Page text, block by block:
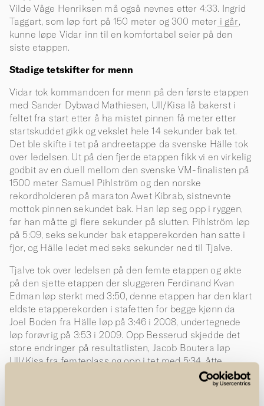
Vilde Våge Henriksen må også nevnes etter 4:33. Ingrid
Taggart, som løp fort på 150 meter og 300 meter i går,
kunne løpe Vidar inn til en komfortabel seier på den
siste etappen.
Stadige tetskifter for menn
Vidar tok kommandoen for menn på den første etappen
med Sander Dybwad Mathiesen, Ull/Kisa lå bakerst i
feltet fra start etter å ha mistet pinnen få meter etter
startskuddet gikk og vekslet hele 14 sekunder bak tet.
Det ble skifte i tet på andreetappe da svenske Hälle tok
over ledelsen. Ut på den fjerde etappen fikk vi en virkelig
godbit av en duell mellom den svenske VM-finalisten på
1500 meter Samuel Pihlström og den norske
rekordholderen på maraton Awet Kibrab, sistnevnte
mottok pinnen sekundet bak. Han løp seg opp i ryggen,
før han måtte gi flere sekunder på slutten. Pihlström løp
på 5:09, seks sekunder bak etapperekorden han satte i
fjor, og Hälle ledet med seks sekunder ned til Tjalve.
Tjalve tok over ledelsen på den femte etappen og økte
på den sjette etappen der sluggeren Ferdinand Kvan
Edman løp sterkt med 3:50, denne etappen har den klart
eldste etapperekorden i stafetten for begge kjønn da
Joel Boden fra Hälle løp på 3:46 i 2008, undertegnede
løp forøvrig på 3:53 i 2009. Opp Besserud skjedde det
store endringer på resultatlisten, Jacob Boutera løp
Ull/Kisa fra femteplass og opp i tet med 5:34, åtte
sekunder bak etapperekorden han satte i fjor. Senay
Fissehatsion hadde ikke dagen og løp Tjalve ut av